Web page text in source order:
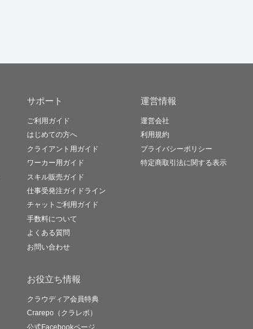
サポート
ご利用ガイド
はじめての方へ
クライアント用ガイド
ワーカー用ガイド
スキル販売ガイド
仕事受発注ガイドライン
チャットご利用ガイド
手数料について
よくある質問
お問い合わせ
お役立ち情報
クラウディア会員特典
Crarepo（クラレポ）
公式Facebookページ
運営情報
運営会社
利用規約
プライバシーポリシー
特定商取引法に関する表示